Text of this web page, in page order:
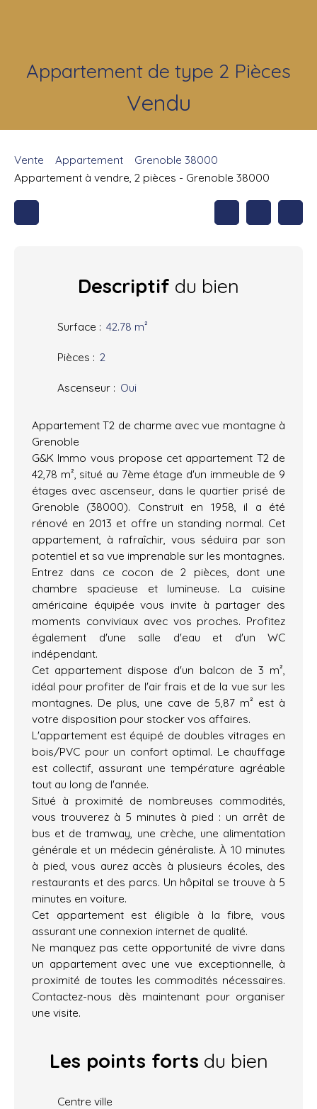
Appartement de type 2 Pièces
Vendu
Vente Appartement
Grenoble 38000
Appartement à vendre, 2 pièces - Grenoble 38000
Descriptif du bien
Surface : 42.78 m²
Pièces : 2
Ascenseur : Oui
Appartement T2 de charme avec vue montagne à
Grenoble
G&K Immo vous propose cet appartement T2 de
42,78 m², situé au 7ème étage d'un immeuble de 9
étages avec ascenseur, dans le quartier prisé de
Grenoble (38000). Construit en 1958, il a été
rénové en 2013 et offre un standing normal. Cet
appartement, à rafraîchir, vous séduira par son
potentiel et sa vue imprenable sur les montagnes.
Entrez dans ce cocon de 2 pièces, dont une
chambre spacieuse et lumineuse. La cuisine
américaine équipée vous invite à partager des
moments conviviaux avec vos proches. Profitez
également d'une salle d'eau et d'un WC
indépendant.
Cet appartement dispose d'un balcon de 3 m²,
idéal pour profiter de l'air frais et de la vue sur les
montagnes. De plus, une cave de 5,87 m² est à
votre disposition pour stocker vos affaires.
L'appartement est équipé de doubles vitrages en
bois/PVC pour un confort optimal. Le chauffage
est collectif, assurant une température agréable
tout au long de l'année.
Situé à proximité de nombreuses commodités,
vous trouverez à 5 minutes à pied : un arrêt de
bus et de tramway, une crèche, une alimentation
générale et un médecin généraliste. À 10 minutes
à pied, vous aurez accès à plusieurs écoles, des
restaurants et des parcs. Un hôpital se trouve à 5
minutes en voiture.
Cet appartement est éligible à la fibre, vous
assurant une connexion internet de qualité.
Ne manquez pas cette opportunité de vivre dans
un appartement avec une vue exceptionnelle, à
proximité de toutes les commodités nécessaires.
Contactez-nous dès maintenant pour organiser
une visite.
Les points forts du bien
Centre ville